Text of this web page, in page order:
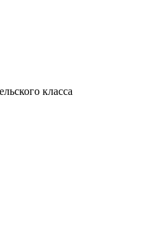
класса